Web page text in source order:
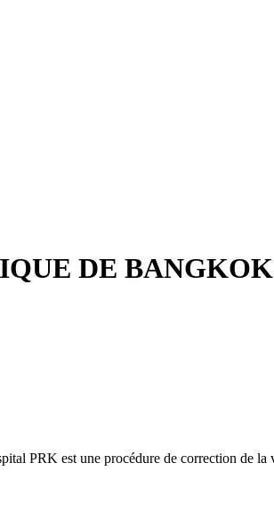
DE BANGKOK
PRK est une procédure de correction de la